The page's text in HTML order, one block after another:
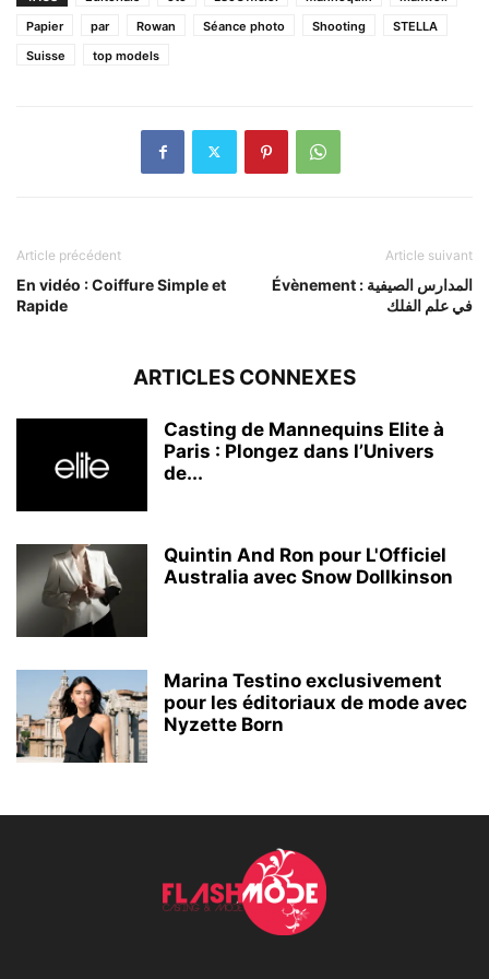
Papier
par Rowan Séance photo Shooting
STELLA
Suisse
top models
Article précédent
En vidéo : Coiffure Simple et
Rapide
Article suivant
Évènement : المدارس الصيفية
في علم الفلك
ARTICLES CONNEXES
Casting de Mannequins Elite à
Paris : Plongez dans l’Univers
de...
Quintin And Ron pour L'Officiel
Australia avec Snow Dollkinson
Marina Testino exclusivement
pour les éditoriaux de mode avec
Nyzette Born